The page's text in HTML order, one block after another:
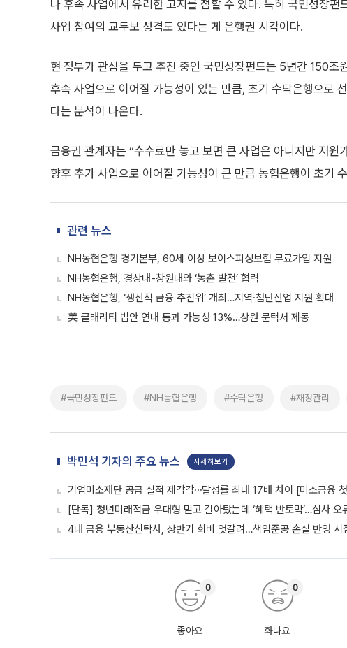
나 후속 사업에서 유리한 고지를 점할 수 있다. 특히 국민성장
사업 참여의 교두보 성격도 있다는 게 은행권 시각이다.
현 정부가 관심을 두고 추진 중인 국민성장펀드는 5년간 150
후속 사업으로 이어질 가능성이 있는 만큼, 초기 수탁은행으로
다는 분석이 나온다.
금융권 관계자는 “수수료만 놓고 보면 큰 사업은 아니지만 저
향후 추가 사업으로 이어질 가능성이 큰 만큼 농협은행이 초기
관련 뉴스
NH농협은행 경기본부, 60세 이상 보이스피싱보험 무료가입 지원
NH농협은행, 경상대-창원대와 ‘농촌 발전’ 협력
NH농협은행, ‘생산적 금융 추진위’ 개최…지역·첨단산업 지원 확대
美 클래리티 법안 연내 통과 가능성 13%…상원 문턱서 제동
#국민성장펀드 #NH농협은행 #수탁은행 #재정관리
박민석 기자의 주요 뉴스 자세히보기
기업미소재단 공급 실적 제각각⋯달성률 최대 17배 차이 [미소금융
[단독] 청년미래적금 우대형 믿고 갈아탔는데 ‘혜택 반토막’…심사 오
4대 금융 부동산신탁사, 상반기 희비 엇갈려…책임준공 손실 반영 시
좋아요
0
화나요
0